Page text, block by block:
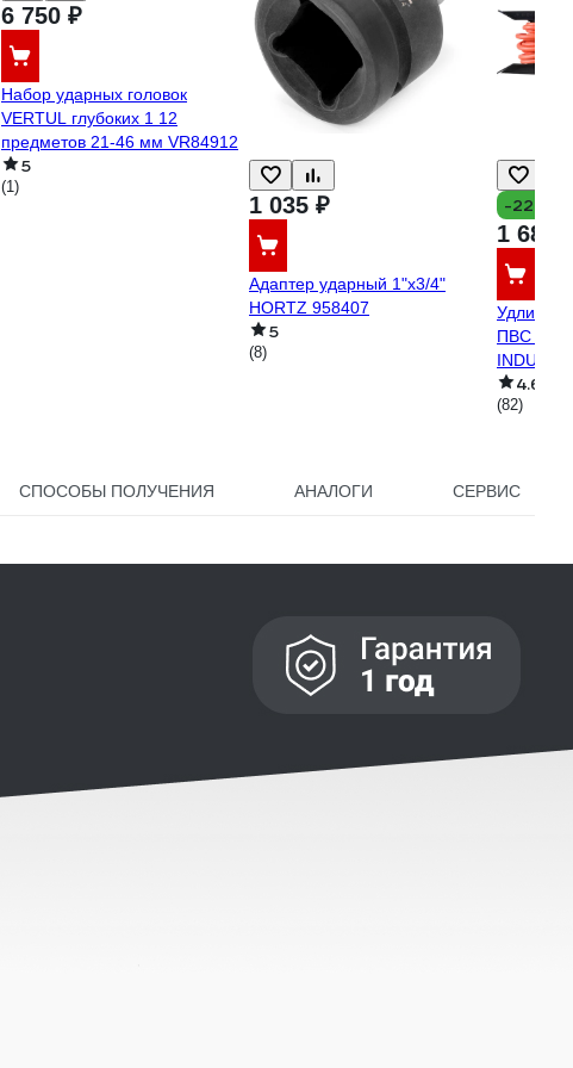
6 750 ₽
Набор ударных головок
VERTUL глубоких 1 12
предметов 21-46 мм VR84912
5
(1)
1 035 ₽
Адаптер ударный 1"х3/4"
HORTZ 958407
5
(8)
-22%
1 685
ПВС
4.6
(82)
СПОСОБЫ ПОЛУЧЕНИЯ АНАЛОГИ СЕРВИС